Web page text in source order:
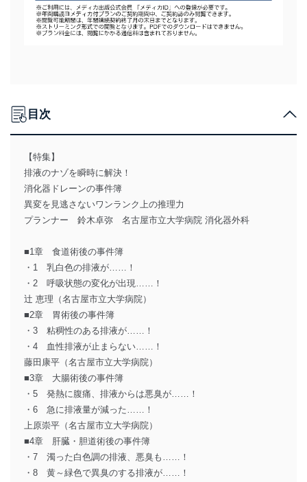
目次
【特集】
排液のナゾを瞬時に解決！
消化器ドレーンの事件簿
異変を見逃さないワンランク上の推理力
プランナー 鈴木卓弥 名古屋市立大学病院 消化器外科
■1章 食道術後の事件簿
・1 乳白色の排液が……！
・2 呼吸状態の変化が出現……！
辻 恵理（名古屋市立大学病院）
■2章 胃術後の事件簿
・3 粘稠性のある排液が……！
・4 血性排液が止まらない……！
藤田康平（名古屋市立大学病院）
■3章 大腸術後の事件簿
・5 発熱に腹痛、排液からは悪臭が……！
・6 急に排液量が減った……！
上原崇平（名古屋市立大学病院）
■4章 肝臓・胆道術後の事件簿
・7 濁った白色調の排液、悪臭も……！
・8 黄～緑色で異臭のする排液が……！